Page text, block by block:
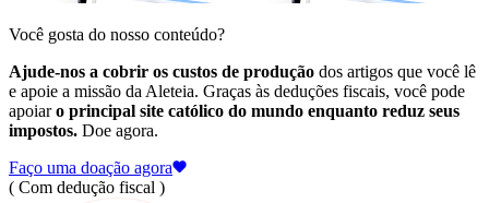
Você gosta do nosso conteúdo?
Ajude-nos a cobrir os custos de produção dos artigos que você lê
e apoie a missão da Aleteia. Graças às deduções fiscais, você pode
apoiaro principal site católico do mundo enquanto reduz seus
impostos. Doe agora.
Faço uma doação agora
( Com dedução fiscal )